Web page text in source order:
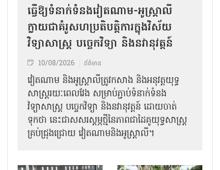
ធ្វើឱ្យទំនាក់ទំនងវៀតណាម-អូស្ត្រាលី
ក្លាយជាគំរូសហប្រតិបត្តិការក្នុងវិស័យ
វិទ្យាសាស្ត្រ បច្ចេកវិទ្យា និងនវានុវត្តន៍
10/08/2026 ព័ត៌មាន
វៀតណាម និងអូស្ត្រាលីត្រូវកសាង និងអនុវត្តយុទ្ធ
សាស្ត្ររយៈពេលវែង សម្រាប់ភ្ជាប់ទំនាក់ទំនង
វិទ្យាសាស្ត្រ បច្ចេកវិទ្យា និងនវានុវត្តន៍ ដោយចាត់
ទុកថា នេះជាសសរស្តម្ភថ្មីនៃភាពជាដៃគូយុទ្ធសាស្ត្រ
គ្រប់ជ្រុងជ្រោយ វៀតណាមនិងអូស្ត្រាលី។